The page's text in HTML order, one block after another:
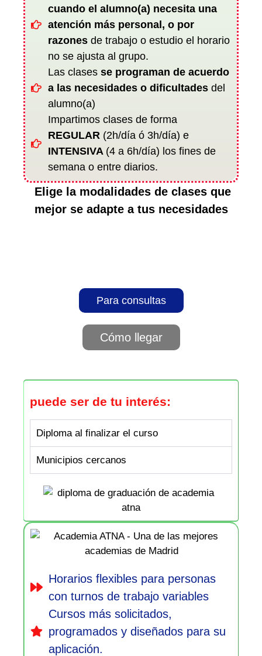
cuando el alumno(a) necesita una
atención más personal, o por
razonesde trabajo o estudio el horario
no se ajusta al grupo.
Las clases se programan de acuerdo
a las necesidades o dificultades del
alumno(a)
Impartimos clases de forma
REGULAR (2h/día ó 3h/día) e
INTENSIVA (4 a 6h/día) los fines de
semana o entre diarios.
Elige la modalidades de clases que
mejor se adapte a tus necesidades
Para consultas
Cómo llegar
puede ser de tu interés:
Diploma al finalizar el curso
Municipios cercanos
Horarios flexibles para personas
con turnos de trabajo variables
Cursos más solicitados,
programados y diseñados para su
aplicación.